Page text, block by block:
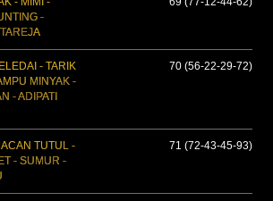
-
- TARIK
MINYAK -
- ADIPATI
70 (56-22-29-72)
TUTUL -
- SUMUR -
71 (72-43-45-93)